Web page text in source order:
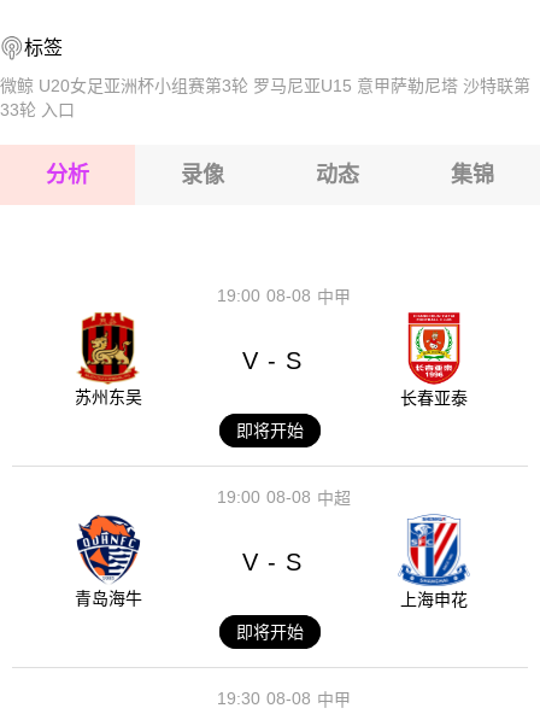
2026-08-16 【奥丙】 卡尔斯多夫VS瓦勒恩
标签
微鲸 U20女足亚洲杯小组赛第3轮 罗马尼亚U15 意甲萨勒尼塔 沙特联第
33轮 入口
分析 录像 动态 集锦
08-08
19:00 中甲
苏州东吴
V - S
长春亚泰
即将开始
08-08
19:00 中超
青岛海牛
V - S
上海申花
即将开始
08-08
19:30 中甲